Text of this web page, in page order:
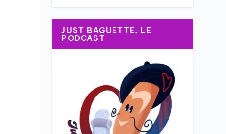
JUST BAGUETTE, LE
PODCAST